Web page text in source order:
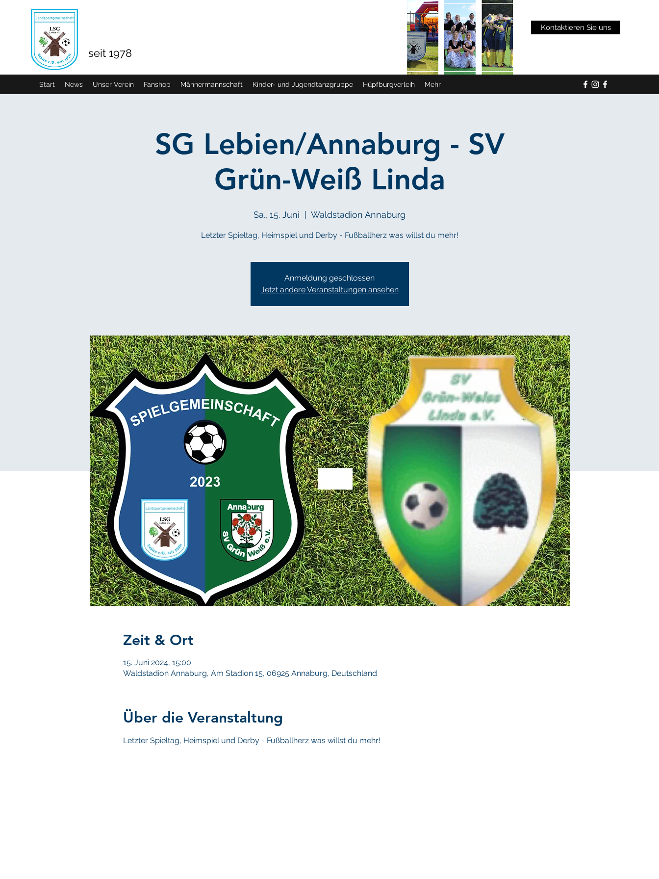
seit 1978
Kontaktieren Sie uns
Start News Unser Verein Fanshop Männermannschaft Kinder- und Jugendtanzgruppe Hüpfburgverleih Mehr
SG Lebien/​Annaburg - SV
Grün-Weiß Linda
Sa., 15. Juni Waldstadion Annaburg
Letzter Spieltag, Heimspiel und Derby - Fußballherz was willst du mehr!
Anmeldung geschlossen
Jetzt andere Veranstaltungen ansehen
Zeit & Ort
15. Juni 2024, 15:00
Waldstadion Annaburg, Am Stadion 15, 06925 Annaburg, Deutschland
Über die Veranstaltung
Letzter Spieltag, Heimspiel und Derby - Fußballherz was willst du mehr!